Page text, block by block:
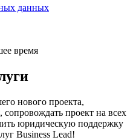
данных
время
нового проекта,
сопровождать проект на всех
юридическую поддержку
Business Lead!